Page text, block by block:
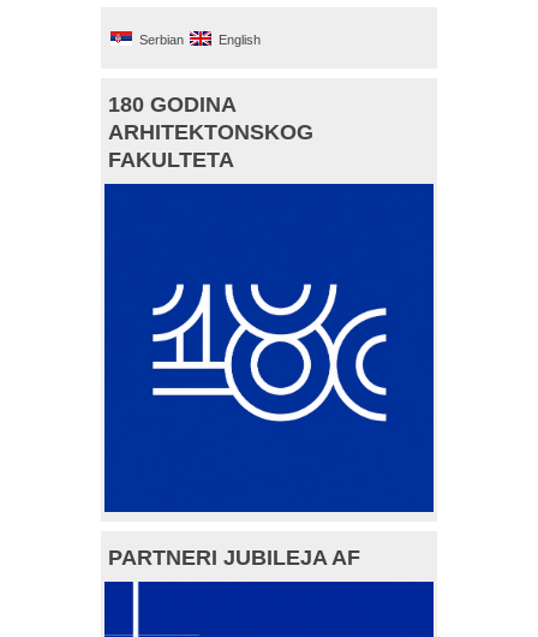
Serbian English
180 GODINA
ARHITEKTONSKOG
FAKULTETA
PARTNERI JUBILEJA AF